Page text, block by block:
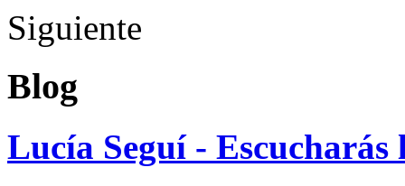
Siguiente
Blog
Lucía Seguí - Escucharás